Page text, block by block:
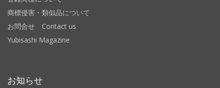
商標侵害・類似品について
お問合せ Contact us
Yubisashi Magazine
お知らせ